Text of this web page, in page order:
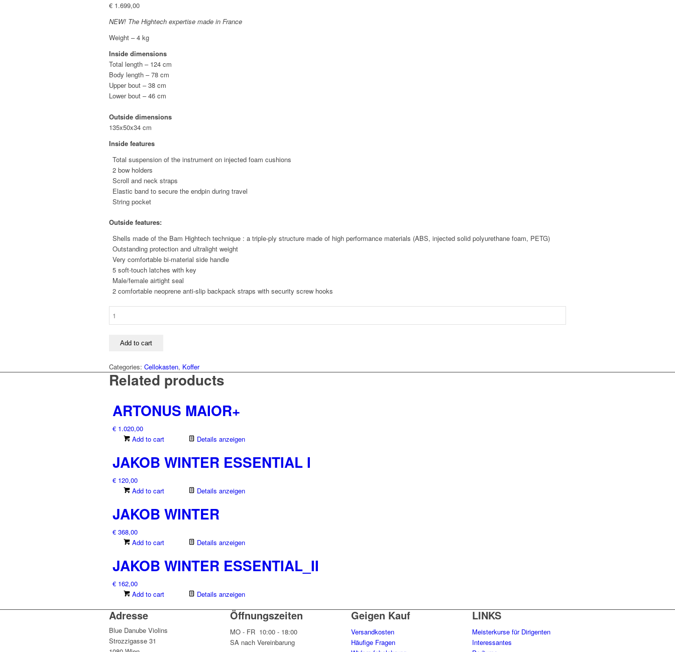
€ 1.699,00
NEW! The Hightech expertise made in France
Weight – 4 kg
Inside dimensions
Total length – 124 cm
Body length – 78 cm
Upper bout – 38 cm
Lower bout – 46 cm
Outside dimensions
135x50x34 cm
Inside features
Total suspension of the instrument on injected foam cushions
2 bow holders
Scroll and neck straps
Elastic band to secure the endpin during travel
String pocket
Outside features:
Shells made of the Bam Hightech technique : a triple-ply structure made of high performance materials (ABS, injected solid polyurethane foam, PETG)
Outstanding protection and ultralight weight
Very comfortable bi-material side handle
5 soft-touch latches with key
Male/female airtight seal
2 comfortable neoprene anti-slip backpack straps with security screw hooks
SLIMAdd to cart
Categories: Cellokasten, Koffer
Related products
ARTONUS MAIOR+
€ 1.020,00
Add to cart
Details anzeigen
JAKOB WINTER ESSENTIAL I
€ 120,00
Add to cart
Details anzeigen
JAKOB WINTER
€ 368,00
Add to cart
Details anzeigen
JAKOB WINTER ESSENTIAL_II
€ 162,00
Add to cart
Details anzeigen
Adresse
Blue Danube Violins
Strozzigasse 31
Öffnungszeiten
MO - FR 10:00 - 18:00
SA nach Vereinbarung
Geigen Kauf
Versandkosten
Häufige Fragen
LINKS
Meisterkurse für Dirigenten
Interessantes